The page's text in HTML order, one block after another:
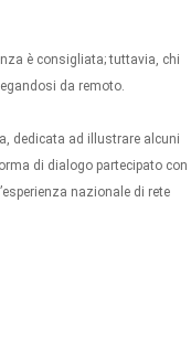
è consigliata; tuttavia, chi
da remoto.
dedicata ad illustrare alcuni
di dialogo partecipato con
nazionale di rete